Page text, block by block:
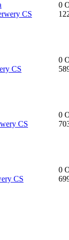
CS
0
CS
0
CS
0
CS
0